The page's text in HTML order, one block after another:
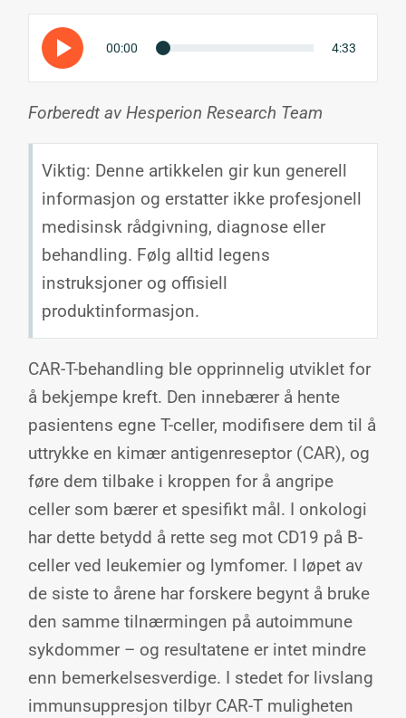
00:00 4:33
Forberedt av Hesperion Research Team
Viktig: Denne artikkelen gir kun generell
informasjon og erstatter ikke profesjonell
medisinsk rådgivning, diagnose eller
behandling. Følg alltid legens
instruksjoner og offisiell
produktinformasjon.
CAR-T-behandling ble opprinnelig utviklet for
å bekjempe kreft. Den innebærer å hente
pasientens egne T-celler, modifisere dem til å
uttrykke en kimær antigenreseptor (CAR), og
føre dem tilbake i kroppen for å angripe
celler som bærer et spesifikt mål. I onkologi
har dette betydd å rette seg mot CD19 på B-
celler ved leukemier og lymfomer. I løpet av
de siste to årene har forskere begynt å bruke
den samme tilnærmingen på autoimmune
sykdommer – og resultatene er intet mindre
enn bemerkelsesverdige. I stedet for livslang
immunsuppresjon tilbyr CAR-T muligheten